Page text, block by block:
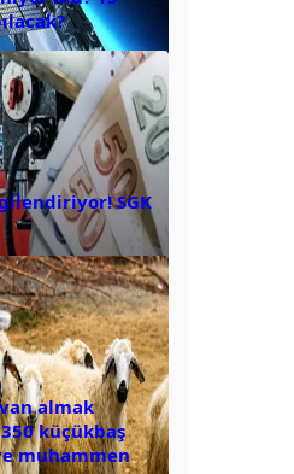
SGK
almak
küçükbaş
muhammen